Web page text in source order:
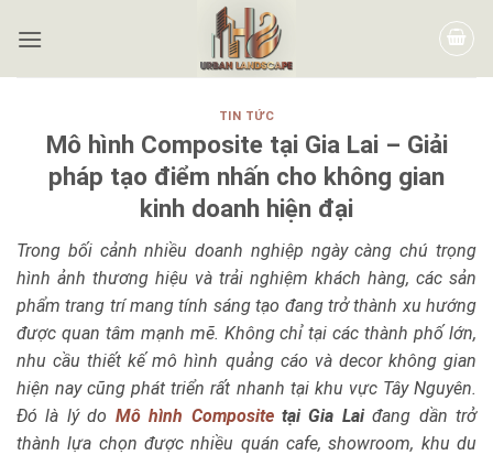
TIN TỨC
Mô hình Composite tại Gia Lai – Giải
pháp tạo điểm nhấn cho không gian
kinh doanh hiện đại
Trong bối cảnh nhiều doanh nghiệp ngày càng chú trọng
hình ảnh thương hiệu và trải nghiệm khách hàng, các sản
phẩm trang trí mang tính sáng tạo đang trở thành xu hướng
được quan tâm mạnh mẽ. Không chỉ tại các thành phố lớn,
nhu cầu thiết kế mô hình quảng cáo và decor không gian
hiện nay cũng phát triển rất nhanh tại khu vực Tây Nguyên.
Đó là lý do Mô hình Compositetại Gia Laiđang dần trở
thành lựa chọn được nhiều quán cafe, showroom, khu du